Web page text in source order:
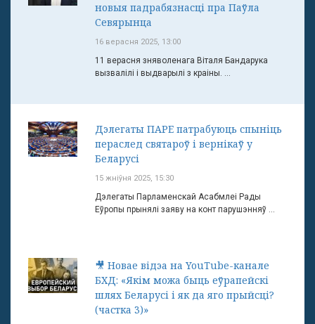
новыя падрабязнасці пра Паўла
Севярынца
16 верасня 2025, 13:00
11 верасня зняволенага Віталя Бандарука
вызвалілі і выдварылі з краіны. ...
Дэлегаты ПАРЕ патрабуюць спыніць
пераслед святароў і вернікаў у
Беларусі
15 жніўня 2025, 15:30
Дэлегаты Парламенскай Асабмлеі Рады
Еўропы прынялі заяву на конт парушэнняў ...
🎥 Новае відэа на YouTube-канале
БХД: «Якім можа быць еўрапейскі
шлях Беларусі і як да яго прыйсці?
(частка 3)»